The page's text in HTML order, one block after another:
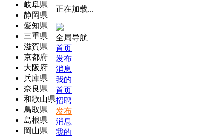
岐阜県
静岡県
愛知県
三重県
滋賀県
京都府
大阪府
兵庫県
奈良県
和歌山県
鳥取県
島根県
岡山県
正在加载...
全局导航
首页
发布
消息
我的
首页
招聘
发布
消息
我的